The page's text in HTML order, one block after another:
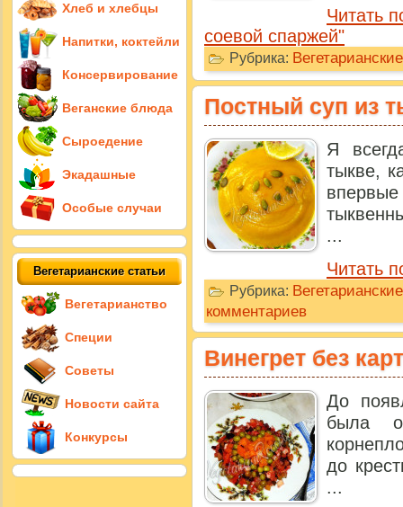
Читать
соевой спаржей"
Рубрика:
Постный суп из
Я
тыкве,
...
Читать
Рубрика:
комментариев
Винегрет без
До
была
до
...
Хлеб и хлебцы
Напитки, коктейли
Консервирование
Веганские блюда
Сыроедение
Экадашные
Особые случаи
Вегетарианские статьи
Вегетарианство
Специи
Советы
Новости сайта
Конкурсы